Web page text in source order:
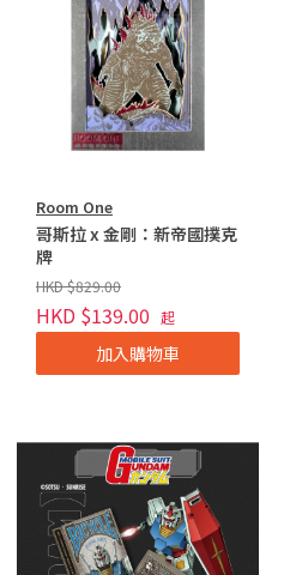
Room One
哥斯拉 x 金剛：新帝國撲克
牌
HKD $829.00
HKD $139.00 起
加入購物車